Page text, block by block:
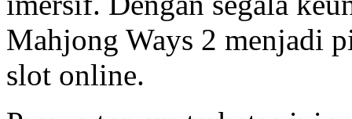
Mahjong Ways 2 menjadi
slot online.